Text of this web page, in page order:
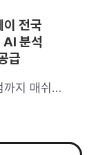
이 전국
AI 분석
급
지 매쉬